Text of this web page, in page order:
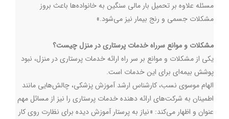
مسئله علاوه بر تحمیل بار مالی سنگین به خانواده‌ها باعث بروز
مشکلات جسمی و رنج بیمار نیز می‌شود.»
مشکلات و موانع سرراه خدمات پرستاری در منزل چیست؟
یکی از مشکلات و موانع بر سر راه ارائه خدمات پرستاری در منزل، نبود
پوشش بیمه‌ای برای این خدمات است.
الهام موسوی نسب، کارشناس ارشد آموزش پزشکی، چالش‌هایی مانند
اطمینان به شرکت‌های ارائه دهنده خدمات پرستاری را نیز از مسائل مهم
عنوان و اظهار می‌کند: «نیاز به پرستار آموزش دیده برای نظارت روی کار